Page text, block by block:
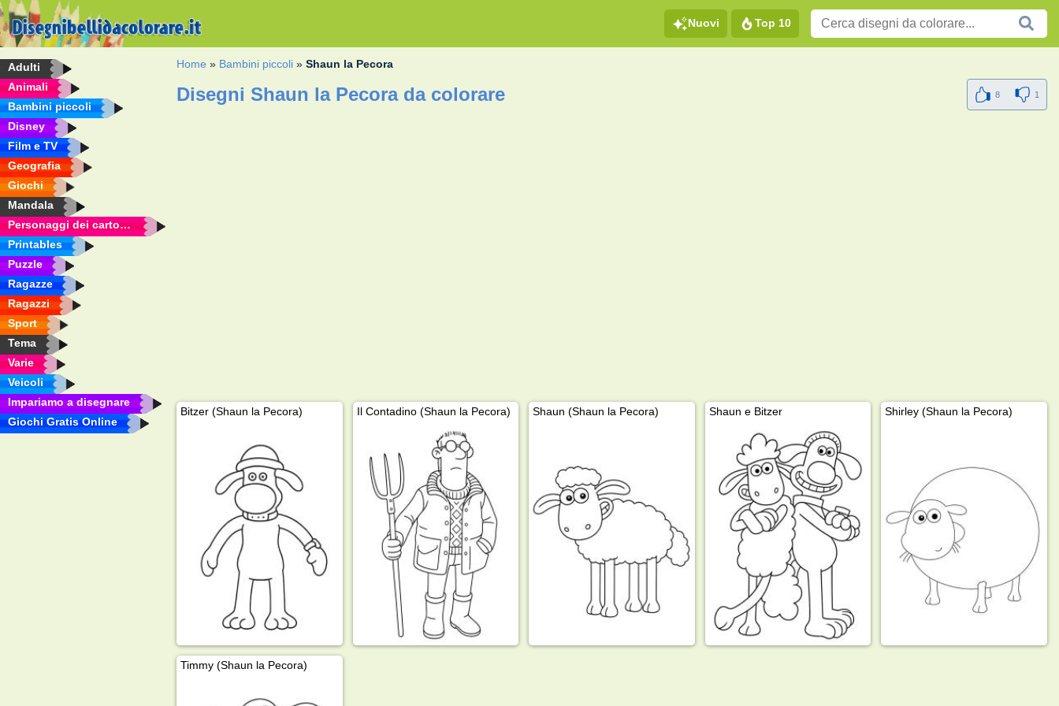
Nuovi Top 10
Adulti
Animali
Bambini piccoli
Disney
Film e TV
Geografia
Giochi
Mandala
Personaggi dei cartoni animati
Printables
Puzzle
Ragazze
Ragazzi
Sport
Tema
Varie
Veicoli
Impariamo a disegnare
Giochi Gratis Online
Home » Bambini piccoli »Shaun la Pecora
Disegni Shaun la Pecora da colorare 8 1
Bitzer (Shaun la Pecora) Il Contadino (Shaun la Pecora) Shaun (Shaun la Pecora) Shaun e Bitzer Shirley (Shaun la Pecora)
Timmy (Shaun la Pecora)